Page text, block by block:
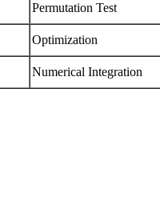
Permutation Test
Optimization
Numerical Integration